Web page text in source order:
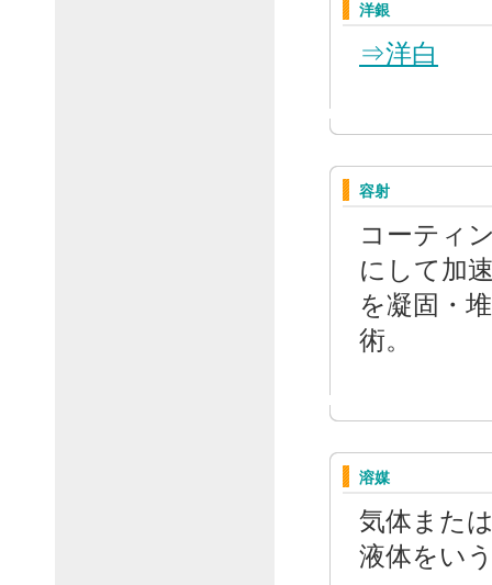
洋銀
⇒洋白
容射
コーティ
にして加
を凝固・
術。
溶媒
気体また
液体をい